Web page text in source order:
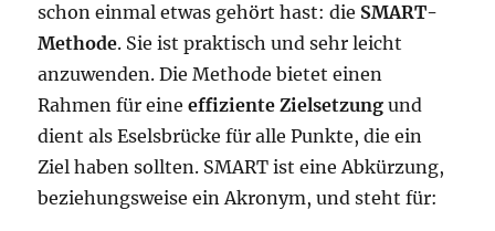
schon einmal etwas gehört hast: die SMART-
Methode. Sie ist praktisch und sehr leicht
anzuwenden. Die Methode bietet einen
Rahmen für eineeffiziente Zielsetzung und
dient als Eselsbrücke für alle Punkte, die ein
Ziel haben sollten. SMART ist eine Abkürzung,
beziehungsweise ein Akronym, und steht für: